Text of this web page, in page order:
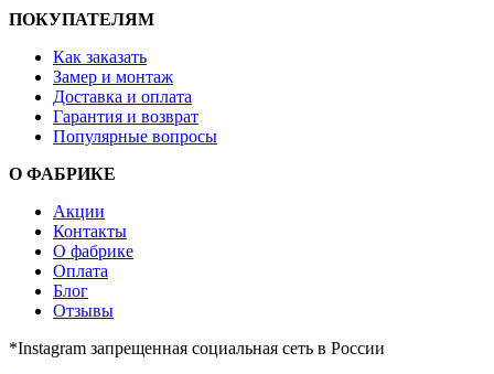
ПОКУПАТЕЛЯМ
Как заказать
Замер и монтаж
Доставка и оплата
Гарантия и возврат
Популярные вопросы
О ФАБРИКЕ
Акции
Контакты
О фабрике
Оплата
Блог
Отзывы
*Instagram запрещенная социальная сеть в России